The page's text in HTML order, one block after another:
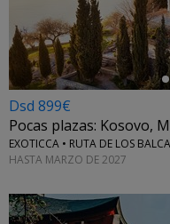
Dsd 899€
Pocas plazas: Kosovo,
EXOTICCA • RUTA DE LOS
HASTA MARZO DE 2027